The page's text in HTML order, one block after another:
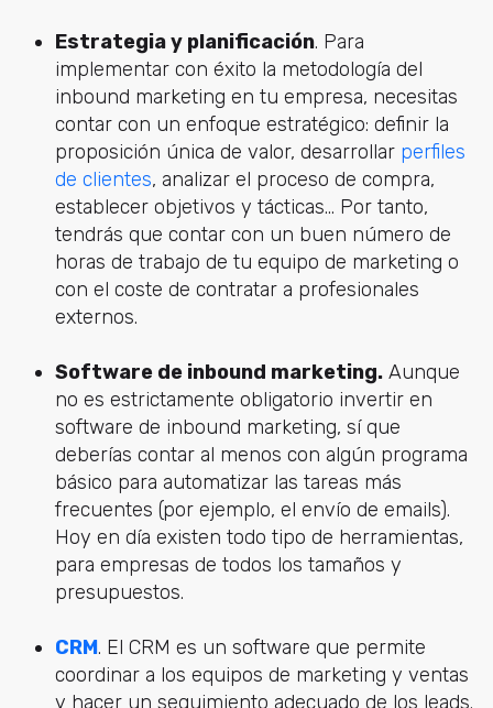
Estrategia y planificación. Para
implementar con éxito la metodología del
inbound marketing en tu empresa, necesitas
contar con un enfoque estratégico: definir la
proposición única de valor, desarrollar perfiles
de clientes, analizar el proceso de compra,
establecer objetivos y tácticas... Por tanto,
tendrás que contar con un buen número de
horas de trabajo de tu equipo de marketing o
con el coste de contratar a profesionales
externos.
Software de inbound marketing.Aunque
no es estrictamente obligatorio invertir en
software de inbound marketing, sí que
deberías contar al menos con algún programa
básico para automatizar las tareas más
frecuentes (por ejemplo, el envío de emails).
Hoy en día existen todo tipo de herramientas,
para empresas de todos los tamaños y
presupuestos.
CRM. El CRM es un software que permite
coordinar a los equipos de marketing y ventas
y hacer un seguimiento adecuado de los leads.